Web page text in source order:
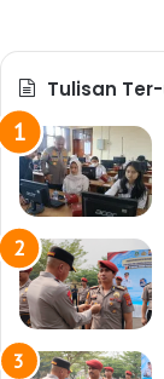
Tulisan